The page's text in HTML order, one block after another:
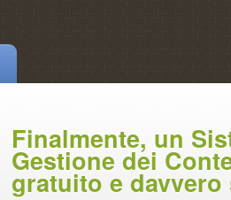
Finalmente, un
Gestione dei
gratuito e davvero